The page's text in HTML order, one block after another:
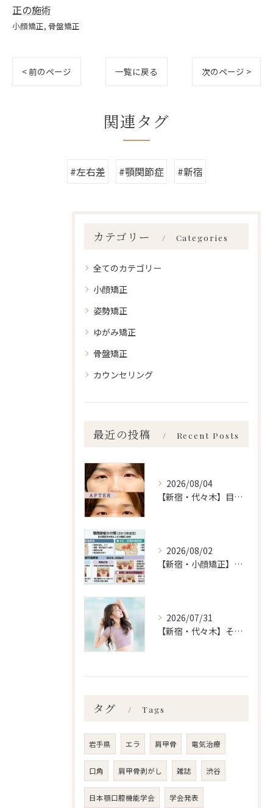
正の施術
小顔矯正 骨盤矯正
< 前のページ 一覧に戻る 次のページ >
関連タグ
#左右差 #顎関節症 #新宿
カテゴリー Categories
全てのカテゴリー
小顔矯正
姿勢矯正
ゆがみ矯正
骨盤矯正
カウンセリング
最近の投稿 Recent Posts
2026/08/04
【新宿・代々木】目の左右差ailes式 before・after 新宿・食いしばり・骨盤矯正・小顔矯正・顎関節症・顔の左右差ならailesシンメトリー矯正院
2026/08/02
【新宿・小顔矯正】顎関節症の分類、あなたはいくつ言えますか？ailes式 before・after 新宿・食いしばり・骨盤矯正・小顔矯正・顎関節症・顔の左右差ならailesシンメトリー矯正院
2026/07/31
【新宿・代々木】その症状自律神経乱れてませんか？
タグ Tags
岩手県 エラ 肩甲骨 電気治療
口角 肩甲骨剥がし 雑誌 渋谷
日本顎口腔機能学会 学会発表